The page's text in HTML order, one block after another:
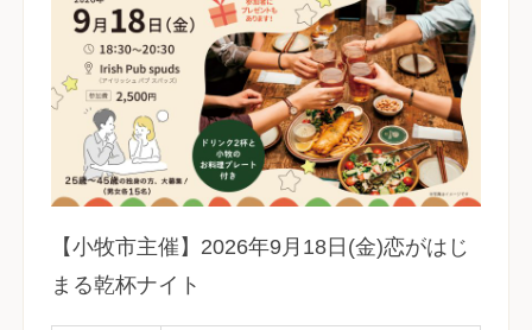
【小牧市主催】2026年9月18日(金)恋がはじ
まる乾杯ナイト